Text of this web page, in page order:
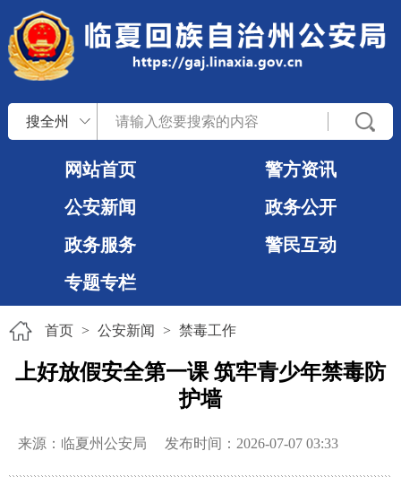
搜全州
网站首页
警方资讯
公安新闻
政务公开
政务服务
警民互动
专题专栏
首页 > 公安新闻 > 禁毒工作
上好放假安全第一课 筑牢青少年禁毒防
护墙
来源：临夏州公安局 发布时间：2026-07-07 03:33